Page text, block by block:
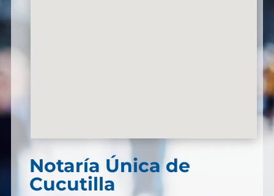
Notaría Única de
Cucutilla